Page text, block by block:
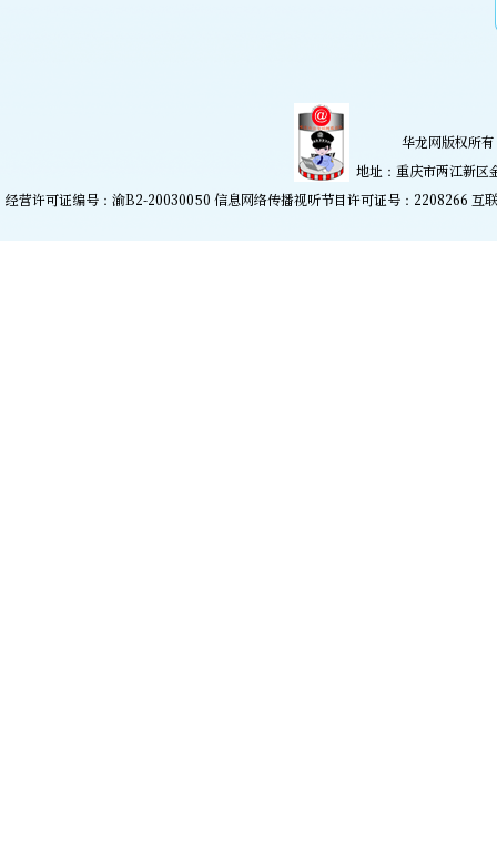
华龙网版权所
地址：重庆市两江新
经营许可证编号：渝B2-20030050 信息网络传播视听节目许可证号：2208266 互